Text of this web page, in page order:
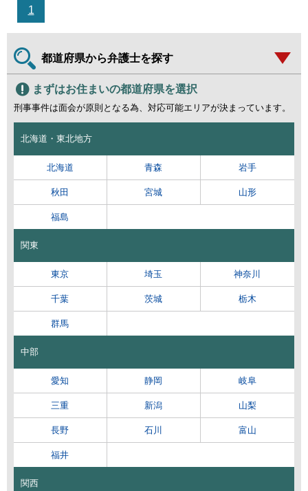
1
都道府県から弁護士を探す
まずはお住まいの都道府県を選択
刑事事件は面会が原則となる為、対応可能エリアが決まっています。
北海道・東北地方
北海道 青森 岩手
秋田 宮城 山形
福島
関東
東京 埼玉 神奈川
千葉 茨城 栃木
群馬
中部
愛知 静岡 岐阜
三重 新潟 山梨
長野 石川 富山
福井
関西